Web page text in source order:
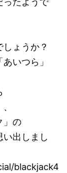
ょうか？
いつら」
」の
い出しまし
blackjack4